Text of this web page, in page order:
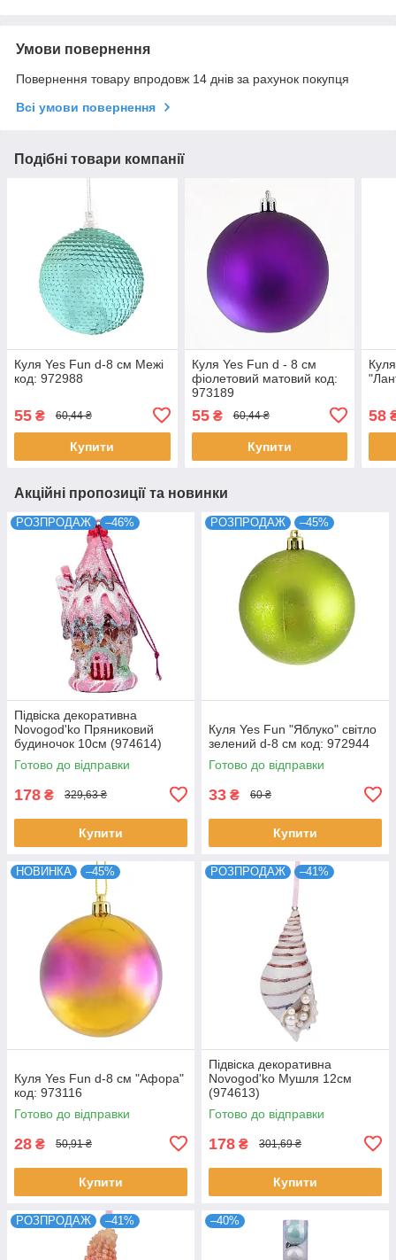
Умови повернення
Повернення товару впродовж 14 днів за рахунок покупця
Всі умови повернення
Подібні товари компанії
Куля Yes Fun d-8 см Межі
код: 972988
55 ₴ 60,44 ₴
Купити
Куля Yes Fun d - 8 см
фіолетовий матовий код:
973189
55₴ 60,44 ₴
Купити
58
Акційні пропозиції та новинки
РОЗПРОДАЖ –46%
Підвіска декоративна
Novogod'ko Пряниковий
будиночок 10см (974614)
Готово до відправки
178 ₴ 329,63 ₴
Купити
РОЗПРОДАЖ –45%
Куля Yes Fun "Яблуко" світло
зелений d-8 см код: 972944
Готово до відправки
33 ₴ 60 ₴
Купити
НОВИНКА –45%
Куля Yes Fun d-8 см "Афора"
код: 973116
Готово до відправки
28 ₴ 50,91 ₴
Купити
РОЗПРОДАЖ –41%
Підвіска декоративна
Novogod'ko Мушля 12см
(974613)
Готово до відправки
178 ₴ 301,69 ₴
Купити
РОЗПРОДАЖ –41% –40%